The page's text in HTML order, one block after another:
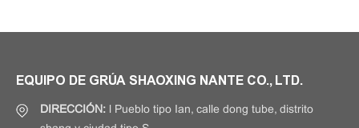
EQUIPO DE GRÚA SHAOXING NANTE CO., LTD.
DIRECCIÓN:
l Pueblo tipo Ian, calle dong tube, distrito